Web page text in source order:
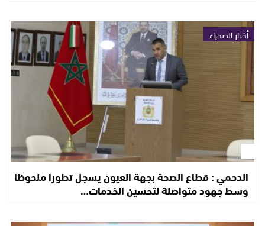
أخبار الصحراء
الدحمي : قطاع الصحة بجهة العيون يسجل تطوراً ملحوظاً
وسط جهود متواصلة لتحسين الخدمات…